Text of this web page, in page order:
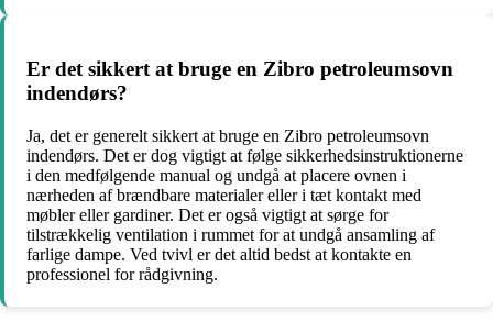
Er det sikkert at bruge en Zibro petroleumsovn
indendørs?
Ja, det er generelt sikkert at bruge en Zibro petroleumsovn
indendørs. Det er dog vigtigt at følge sikkerhedsinstruktionerne
i den medfølgende manual og undgå at placere ovnen i
nærheden af brændbare materialer eller i tæt kontakt med
møbler eller gardiner. Det er også vigtigt at sørge for
tilstrækkelig ventilation i rummet for at undgå ansamling af
farlige dampe. Ved tvivl er det altid bedst at kontakte en
professionel for rådgivning.